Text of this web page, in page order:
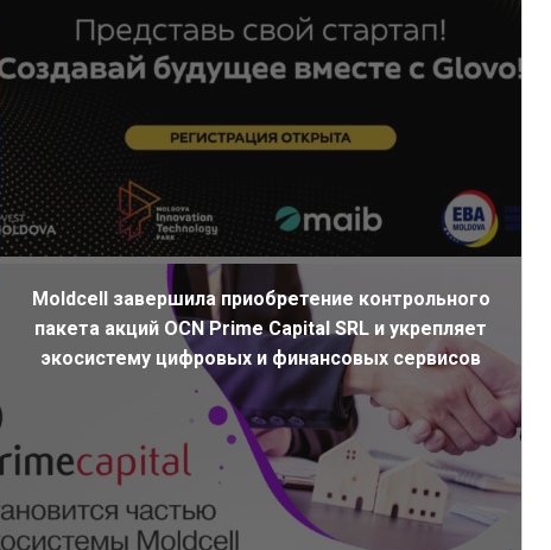
Moldcell завершила приобретение контрольного
пакета акций OCN Prime Capital SRL и укрепляет
экосистему цифровых и финансовых сервисов